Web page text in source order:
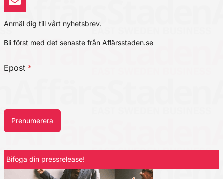
Anmäl dig till vårt nyhetsbrev.
Bli först med det senaste från Affärsstaden.se
Epost *
Prenumerera
Bifoga din pressrelease!